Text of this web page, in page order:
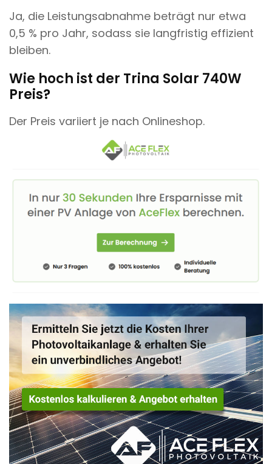
Ja, die Leistungsabnahme beträgt nur etwa
0,5 % pro Jahr, sodass sie langfristig effizient
bleiben.
Wie hoch ist der Trina Solar 740W
Preis?
Der Preis variiert je nach Onlineshop.